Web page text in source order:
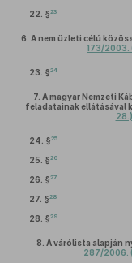
22. §23
6. A nem üzleti célú
173/2003.
23. §24
7. A magyar Nemzeti
feladatainak ellátásával
24. §25
25. §26
26. §27
27. §28
28. §29
8. A várólista alapján
287/2006.